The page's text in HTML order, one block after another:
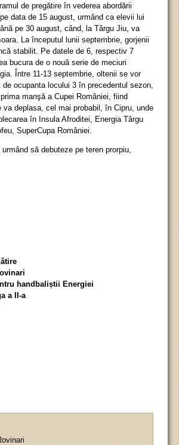
de pregătire în vederea abordării
data de 15 august, urmând ca elevii lui
pe 30 august, când, la Târgu Jiu, va
La începutul lunii septembrie, gorjenii
stabilit. Pe datele de 6, respectiv 7
bucura de o nouă serie de meciuri
Între 11-13 septembrie, oltenii se vor
ocupanta locului 3 în precedentul sezon,
manşă a Cupei României, fiind
deplasa, cel mai probabil, în Cipru, unde
în Insula Afroditei, Energia Târgu
SuperCupa României.
să debuteze pe teren prorpiu,
handbaliștii Energiei
a II-a